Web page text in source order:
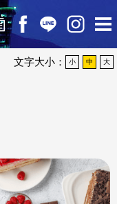
文字大小： 小 中 大